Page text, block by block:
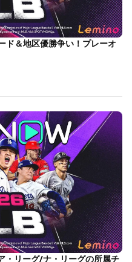
ド＆地区優勝争い！プレーオ
・リーグ/ナ・リーグの所属チ